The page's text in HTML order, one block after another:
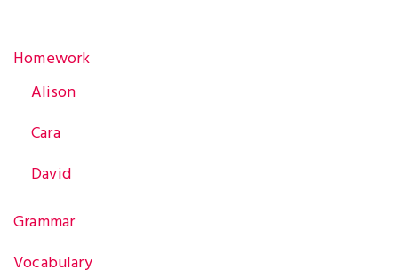
v
g
a
Homework
Alison
Cara
David
Grammar
Vocabulary